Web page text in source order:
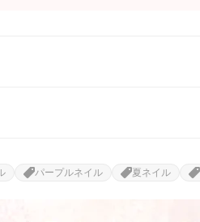
パープルネイル 夏ネイル